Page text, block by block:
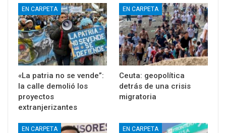
EN CARPETA
«La patria no se vende”:
la calle demolió los
proyectos
extranjerizantes
EN CARPETA
Ceuta: geopolítica
detrás de una crisis
migratoria
EN CARPETA EN CARPETA